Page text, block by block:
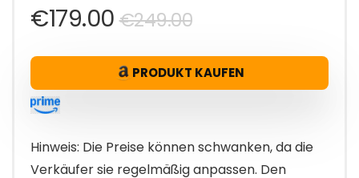
€249.00Ursprünglicher
Preis
war:
€179.00
Aktueller
Preis
ist:
PRODUKT KAUFEN
Hinweis: Die Preise können schwanken, da die
Verkäufer sie regelmäßig anpassen. Den